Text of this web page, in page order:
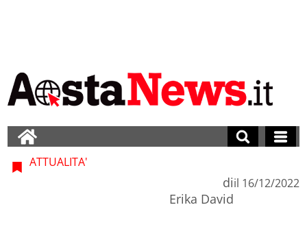
ATTUALITA'
di
Erika David
il 16/12/2022